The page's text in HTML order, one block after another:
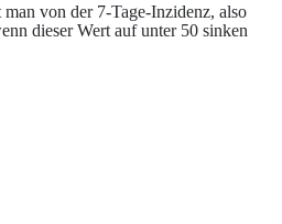
von der 7-Tage-Inzidenz, also
dieser Wert auf unter 50 sinken